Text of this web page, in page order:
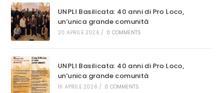
UNPLI Basilicata: 40 anni di Pro Loco,
un’unica grande comunità
20 APRILE 2026 / 0 COMMENTS
UNPLI Basilicata: 40 anni di Pro Loco,
un’unica grande comunità
16 APRILE 2026 / 0 COMMENTS